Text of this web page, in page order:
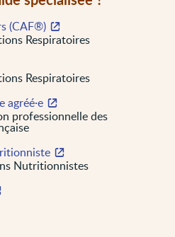
(CAF®)
Respiratoires
Respiratoires
agréé·e
professionnelle des
Nutritionnistes